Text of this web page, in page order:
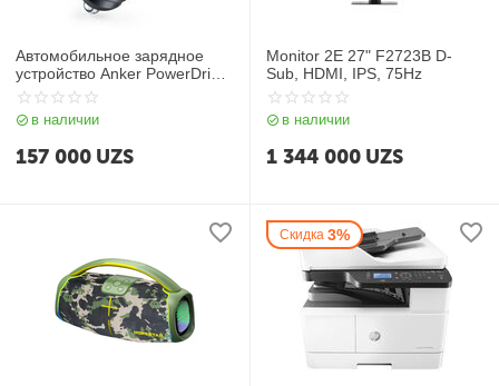
Автомобильное зарядное
устройство Anker PowerDrive
2 Alloy Black
в наличии
157 000 UZS
Monitor 2E 27" F2723B D-
Sub, HDMI, IPS, 75Hz
в наличии
1 344 000 UZS
Скидка 3%